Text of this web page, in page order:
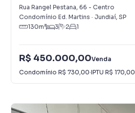
Rua Rangel Pestana, 66 - Centro
Condomínio Ed. Martins · Jundiaí, SP
130m² 3 2 1
R$ 450.000,00Venda
Condomínio R$ 730,00·IPTU R$ 170,00